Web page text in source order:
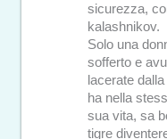
sicurezza,
kalashnikov.
Solo una
sofferto e
lacerate
ha nella
sua vita, sa
tigre